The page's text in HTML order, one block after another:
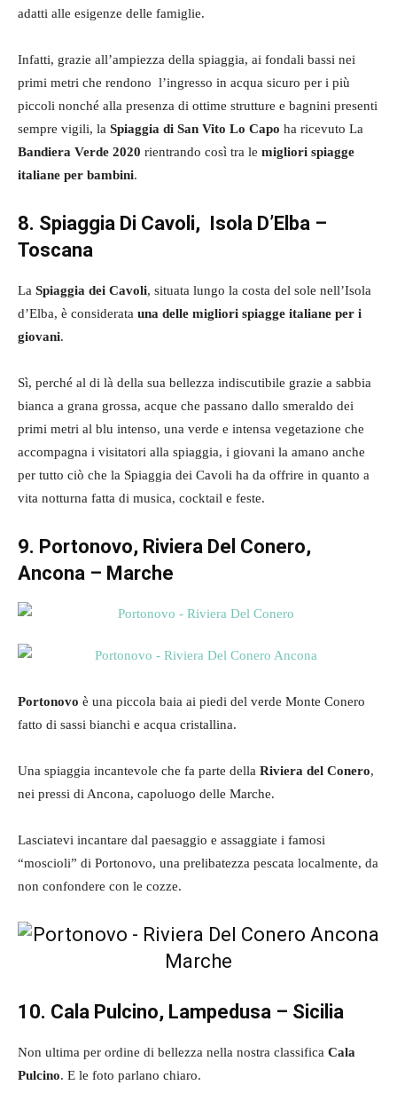
adatti alle esigenze delle famiglie.
Infatti, grazie all’ampiezza della spiaggia, ai fondali bassi nei
primi metri che rendono l’ingresso in acqua sicuro per i più
piccoli nonché alla presenza di ottime strutture e bagnini presenti
sempre vigili, la Spiaggia di San Vito Lo Capo ha ricevuto La
Bandiera Verde 2020 rientrando così tra le migliori spiagge
italiane per bambini.
8. Spiaggia Di Cavoli, Isola D’Elba –
Toscana
La Spiaggia dei Cavoli, situata lungo la costa del sole nell’Isola
d’Elba, è considerata una delle migliori spiagge italiane per i
giovani.
Sì, perché al di là della sua bellezza indiscutibile grazie a sabbia
bianca a grana grossa, acque che passano dallo smeraldo dei
primi metri al blu intenso, una verde e intensa vegetazione che
accompagna i visitatori alla spiaggia, i giovani la amano anche
per tutto ciò che la Spiaggia dei Cavoli ha da offrire in quanto a
vita notturna fatta di musica, cocktail e feste.
9. Portonovo, Riviera Del Conero,
Ancona – Marche
Portonovo è una piccola baia ai piedi del verde Monte Conero
fatto di sassi bianchi e acqua cristallina.
Una spiaggia incantevole che fa parte della Riviera del Conero,
nei pressi di Ancona, capoluogo delle Marche.
Lasciatevi incantare dal paesaggio e assaggiate i famosi
“moscioli” di Portonovo, una prelibatezza pescata localmente, da
non confondere con le cozze.
10. Cala Pulcino, Lampedusa – Sicilia
Non ultima per ordine di bellezza nella nostra classifica Cala
Pulcino. E le foto parlano chiaro.